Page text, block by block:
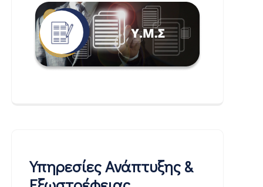
Υπηρεσίες Ανάπτυξης &